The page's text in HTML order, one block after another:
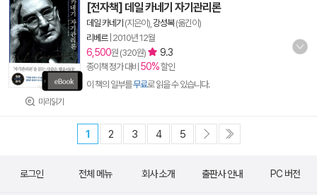
미리읽기
[전자책] 데일 카네기 자기관리론
데일 카네기 (지은이), 강성복(옮긴이)
리베르| 2010년 12월
6,500원 (320원) 9.3
종이책 정가 대비 50%할인
이 책의 일부를무료로 읽을 수 있습니다.
1 2 3 4 5
로그인 전체 메뉴 회사 소개 출판사 안내 PC 버전